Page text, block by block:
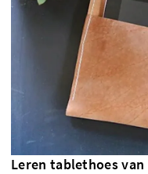
Leren tablethoes van